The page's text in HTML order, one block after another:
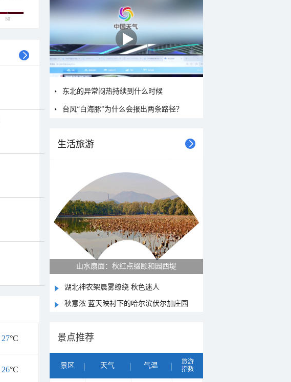
50
27°C
26°C
东北的异常闷热持续到什么时候
台风“白海豚”为什么会报出两条路径？
生活旅游
山水扇面：秋红点缀颐和园西堤
湖北神农架晨雾缭绕 秋色迷人
秋意浓 蓝天映衬下的哈尔滨伏尔加庄园
景点推荐
景区 天气 气温
旅游
指数